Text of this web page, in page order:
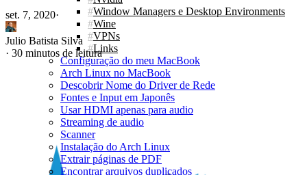
Window Managers e Desktop Environments
Wine
VPNs
Links
Configuração do meu MacBook
Arch Linux no MacBook
Descobrir Nome do Driver de Rede
Fontes e Input em Japonês
Usar HDMI apenas para audio
Streaming de audio
Scanner
Instalação do Arch Linux
Extrair páginas de PDF
Encontrar arquivos duplicados
set. 7, 2020·
Julio Batista Silva
· 30 minutos de leitura